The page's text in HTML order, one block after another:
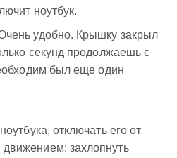
ноутбук.
удобно. Крышку закрыл
секунд продолжаешь с
был еще один
отключать его от
захлопнуть